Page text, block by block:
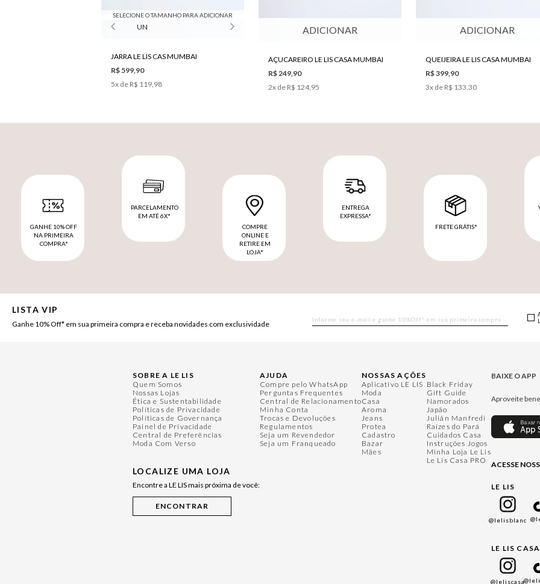
SELECIONE O TAMANHO PARA ADICIONAR
UN
JARRA LE LIS CAS MUMBAI
R$ 599,90
5x de R$ 119,98
ADICIONAR
AÇUCAREIRO LE LIS CASA MUMBAI
R$ 249,90
2x de R$ 124,95
ADICIONAR
QUEIJEIRA LE LIS CASA MUMBAI
R$ 399,90
3x de R$ 133,30
GANHE 10% OFF
NA PRIMEIRA
COMPRA*
PARCELAMENTO
EM ATÉ 6X*
COMPRE
ONLINE E
RETIRE EM
LOJA*
ENTREGA
EXPRESSA*
FRETE GRÁTIS*
LISTA VIP
Ganhe 10% Off* em sua primeira compra e receba novidades com exclusividade
SOBRE A LE LIS
Quem Somos
Nossas Lojas
Ética e Sustentabilidade
Políticas de Privacidade
Políticas de Governança
Painel de Privacidade
Central de Preferências
Moda Com Verso
LOCALIZE UMA LOJA
Encontre a LE LIS mais próxima de você:
AJUDA
Compre pelo WhatsApp
Perguntas Frequentes
Central de Relacionamento
Minha Conta
Trocas e Devoluções
Regulamentos
Seja um Revendedor
Seja um Franqueado
NOSSAS AÇÕES
Aplicativo LE LIS
Moda
Casa
Aroma
Jeans
Protea
Cadastro
Bazar
Mães
Black Friday
Gift Guide
Namorados
Japão
Julián Manfredi
Raízes do Pará
Cuidados Casa
Instruções Jogos
Minha Loja Le Lis
Le Lis Casa PRO
BAIXE O APP
Aproveite
ACESSE
LE LIS
@lelisblanc
LE LIS CASA
@leliscasa